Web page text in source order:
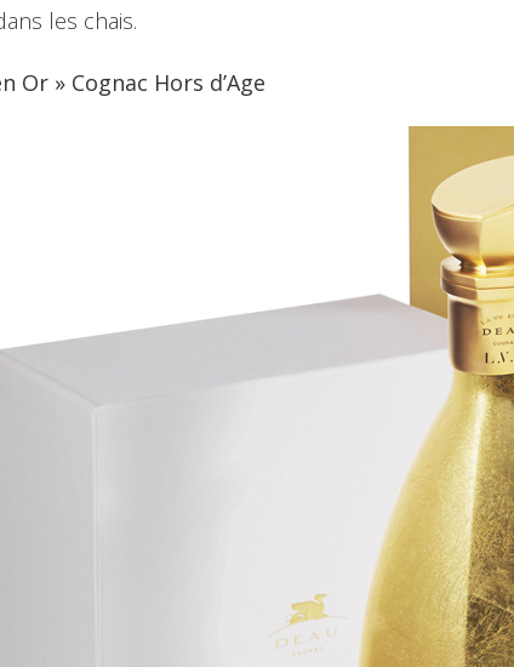
les chais.
Or » Cognac Hors d’Age